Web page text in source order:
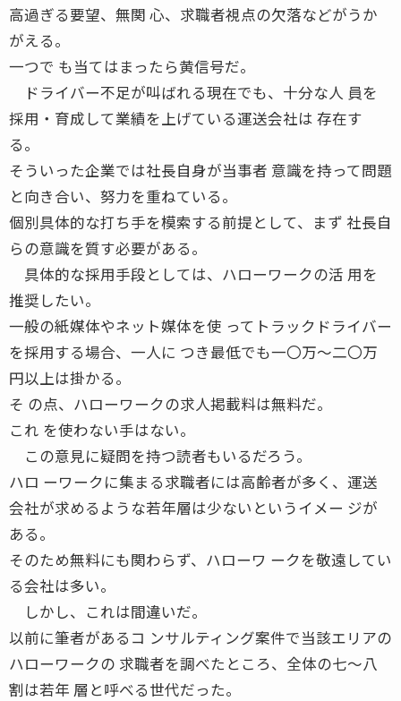
高過ぎる要望、無関 心、求職者視点の欠落などがうか
がえる。
一つで も当てはまったら黄信号だ。
ドライバー不足が叫ばれる現在でも、十分な人 員を
採用・育成して業績を上げている運送会社は 存在す
る。
そういった企業では社長自身が当事者 意識を持って問題
と向き合い、努力を重ねている。
個別具体的な打ち手を模索する前提として、まず 社長自
らの意識を質す必要がある。
具体的な採用手段としては、ハローワークの活 用を
推奨したい。
一般の紙媒体やネット媒体を使 ってトラックドライバー
を採用する場合、一人に つき最低でも一〇万〜二〇万
円以上は掛かる。
そ の点、ハローワークの求人掲載料は無料だ。
これ を使わない手はない。
この意見に疑問を持つ読者もいるだろう。
ハロ ーワークに集まる求職者には高齢者が多く、運送
会社が求めるような若年層は少ないというイメー ジが
ある。
そのため無料にも関わらず、ハローワ ークを敬遠してい
る会社は多い。
しかし、これは間違いだ。
以前に筆者があるコ ンサルティング案件で当該エリアの
ハローワークの 求職者を調べたところ、全体の七〜八
割は若年 層と呼べる世代だった。